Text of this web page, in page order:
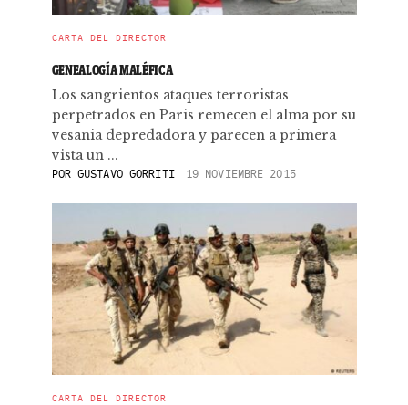
CARTA DEL DIRECTOR
GENEALOGÍA MALÉFICA
Los sangrientos ataques terroristas
perpetrados en Paris remecen el alma por su
vesania depredadora y parecen a primera
vista un ...
POR GUSTAVO GORRITI 19 NOVIEMBRE 2015
CARTA DEL DIRECTOR